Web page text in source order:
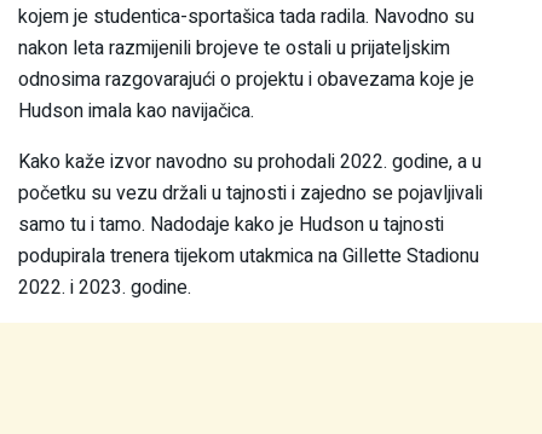
kojem je studentica-sportašica tada radila. Navodno su
nakon leta razmijenili brojeve te ostali u prijateljskim
odnosima razgovarajući o projektu i obavezama koje je
Hudson imala kao navijačica.
Kako kaže izvor navodno su prohodali 2022. godine, a u
početku su vezu držali u tajnosti i zajedno se pojavljivali
samo tu i tamo. Nadodaje kako je Hudson u tajnosti
podupirala trenera tijekom utakmica na Gillette Stadionu
2022. i 2023. godine.